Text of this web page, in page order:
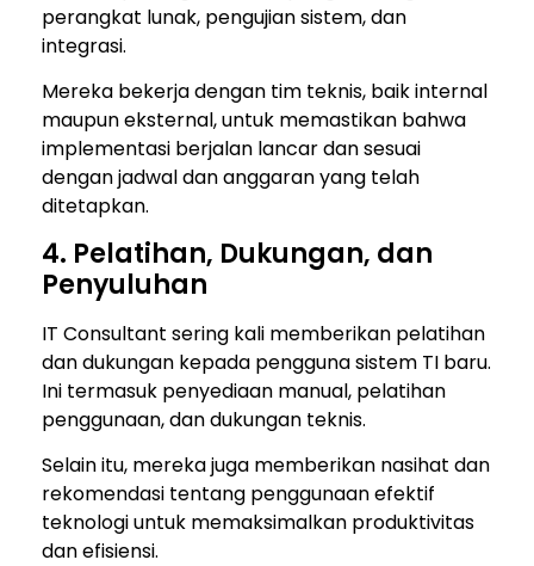
perangkat lunak, pengujian sistem, dan
integrasi.
Mereka bekerja dengan tim teknis, baik internal
maupun eksternal, untuk memastikan bahwa
implementasi berjalan lancar dan sesuai
dengan jadwal dan anggaran yang telah
ditetapkan.
4. Pelatihan, Dukungan, dan
Penyuluhan
IT Consultant sering kali memberikan pelatihan
dan dukungan kepada pengguna sistem TI baru.
Ini termasuk penyediaan manual, pelatihan
penggunaan, dan dukungan teknis.
Selain itu, mereka juga memberikan nasihat dan
rekomendasi tentang penggunaan efektif
teknologi untuk memaksimalkan produktivitas
dan efisiensi.